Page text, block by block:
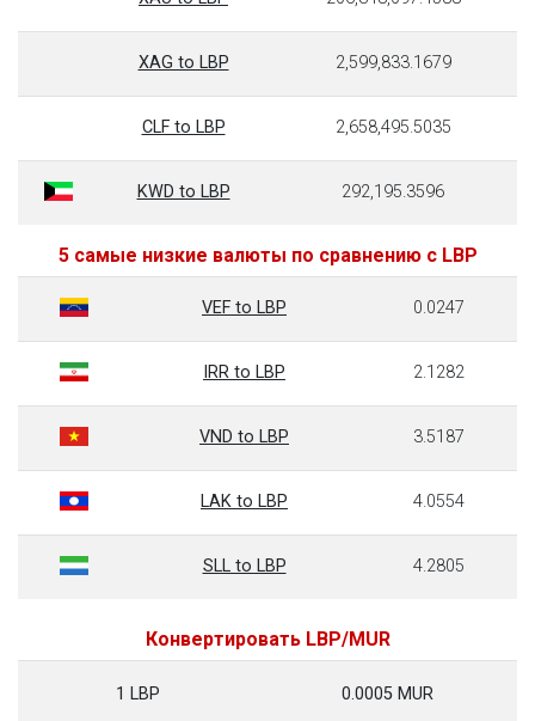
XAG to LBP 2,599,833.1679
CLF to LBP 2,658,495.5035
KWD to LBP 292,195.3596
5 самые низкие валюты по сравнению с LBP
VEF to LBP 0.0247
IRR to LBP 2.1282
VND to LBP 3.5187
LAK to LBP 4.0554
SLL to LBP 4.2805
Конвертировать LBP/MUR
1 LBP 0.0005 MUR